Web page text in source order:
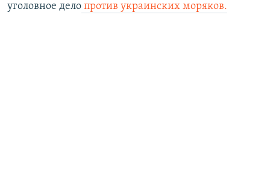
уголовное дело против украинских моряков.